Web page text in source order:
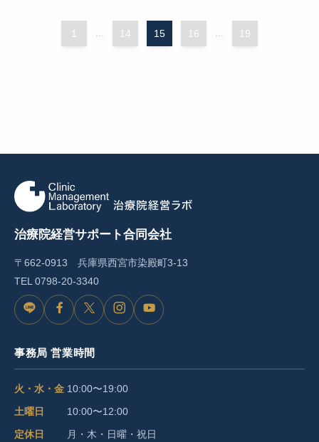
1 14 15 16 19
治療院経営サポート合同会社
〒662-0913 兵庫県西宮市染殿町3-13
TEL 0798-20-3340
L
N
E
F
c
e
X
I
s
t
a
g
Y
u
b
事務局 営業時間
火・水・金 10:00〜19:00
土曜日
10:00〜12:00
定休日
月・木・日曜・祝日